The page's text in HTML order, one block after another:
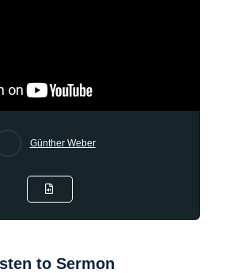
Günther Weber
to Sermon